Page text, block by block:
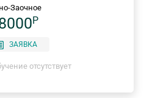
Заочное
P
ЗАЯВКА
отсутствует